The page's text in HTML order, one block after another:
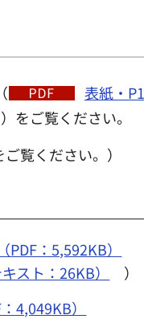
表紙・
）をご覧ください。
覧ください。）
：5,592KB）
スト：26KB）
）
4,049KB）